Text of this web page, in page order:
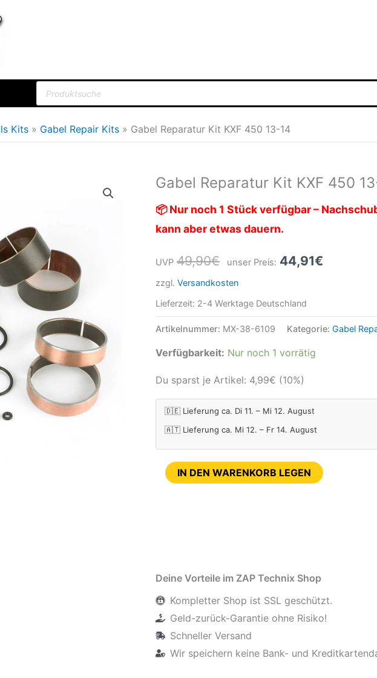
Products
search
Kits Gabel Repair Kits Gabel Reparatur Kit KXF 450 13-14
Gabel Reparatur Kit KXF 450
📦 Nur noch 1 Stück verfügbar –
kann aber etwas dauern.
UVP 49,90€
Ursprünglicher
Preis
war:
unser Preis: 44,91€
Preis
zzgl. Versandkosten
Lieferzeit: 2-4 Werktage Deutschland
Artikelnummer: MX-38-6109 Kategorie: Gabel
Verfügbarkeit: Nur noch 1 vorrätig
Du sparst je Artikel: 4,99€ (10%)
🇩🇪 Lieferung ca. Di 11. – Mi 12. August
🇦🇹 Lieferung ca. Mi 12. – Fr 14. August
Gabel
Kit
KXF
13-
14
Menge
IN DEN WARENKORB LEGEN
Deine Vorteile im ZAP Technix Shop
Kompletter Shop ist SSL geschützt.
Geld-zurück-Garantie ohne Risiko!
Schneller Versand
Wir speichern keine Bank- und